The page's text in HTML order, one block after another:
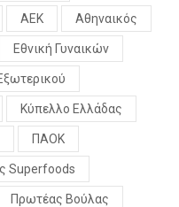
ΑΕΚ Αθηναικός
Εθνική Γυναικών
Κύπελλο Ελλάδας
ΠΑΟΚ
Superfoods
Πρωτέας Βούλας